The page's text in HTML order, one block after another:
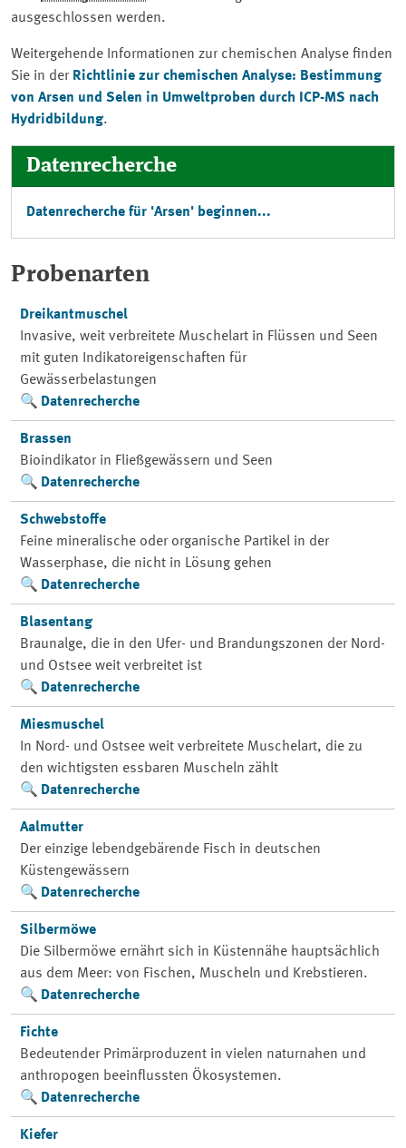
ausgeschlossen werden.
Weitergehende Informationen zur chemischen Analyse finden
Sie in der Richtlinie zur chemischen Analyse: Bestimmung
von Arsen und Selen in Umweltproben durch ICP-MS nach
Hydridbildung.
Datenrecherche
Datenrecherche für 'Arsen' beginnen...
Probenarten
Dreikantmuschel
Invasive, weit verbreitete Muschelart in Flüssen und Seen
mit guten Indikatoreigenschaften für
Gewässerbelastungen
Datenrecherche
Brassen
Bioindikator in Fließgewässern und Seen
Datenrecherche
Schwebstoffe
Feine mineralische oder organische Partikel in der
Wasserphase, die nicht in Lösung gehen
Datenrecherche
Blasentang
Braunalge, die in den Ufer- und Brandungszonen der Nord-
und Ostsee weit verbreitet ist
Datenrecherche
Miesmuschel
In Nord- und Ostsee weit verbreitete Muschelart, die zu
den wichtigsten essbaren Muscheln zählt
Datenrecherche
Aalmutter
Der einzige lebendgebärende Fisch in deutschen
Küstengewässern
Datenrecherche
Silbermöwe
Die Silbermöwe ernährt sich in Küstennähe hauptsächlich
aus dem Meer: von Fischen, Muscheln und Krebstieren.
Datenrecherche
Fichte
Bedeutender Primärproduzent in vielen naturnahen und
anthropogen beeinflussten Ökosystemen.
Datenrecherche
Kiefer